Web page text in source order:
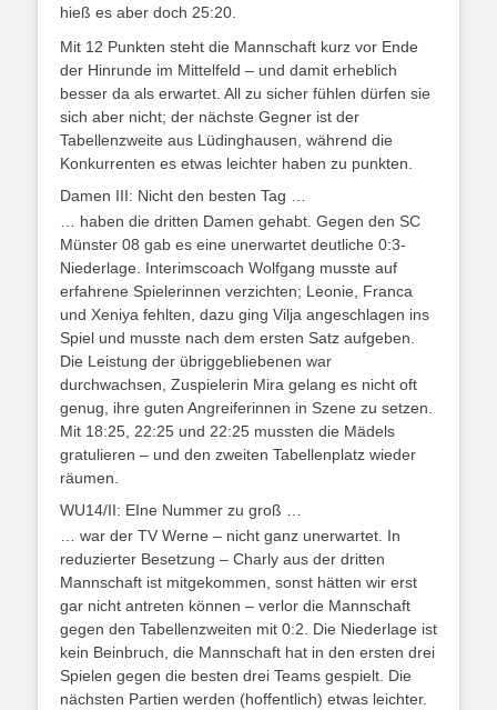
hieß es aber doch 25:20.
Mit 12 Punkten steht die Mannschaft kurz vor Ende
der Hinrunde im Mittelfeld – und damit erheblich
besser da als erwartet. All zu sicher fühlen dürfen sie
sich aber nicht; der nächste Gegner ist der
Tabellenzweite aus Lüdinghausen, während die
Konkurrenten es etwas leichter haben zu punkten.
Damen III: Nicht den besten Tag …
… haben die dritten Damen gehabt. Gegen den SC
Münster 08 gab es eine unerwartet deutliche 0:3-
Niederlage. Interimscoach Wolfgang musste auf
erfahrene Spielerinnen verzichten; Leonie, Franca
und Xeniya fehlten, dazu ging Vilja angeschlagen ins
Spiel und musste nach dem ersten Satz aufgeben.
Die Leistung der übriggebliebenen war
durchwachsen, Zuspielerin Mira gelang es nicht oft
genug, ihre guten Angreiferinnen in Szene zu setzen.
Mit 18:25, 22:25 und 22:25 mussten die Mädels
gratulieren – und den zweiten Tabellenplatz wieder
räumen.
WU14/II: EIne Nummer zu groß …
… war der TV Werne – nicht ganz unerwartet. In
reduzierter Besetzung – Charly aus der dritten
Mannschaft ist mitgekommen, sonst hätten wir erst
gar nicht antreten können – verlor die Mannschaft
gegen den Tabellenzweiten mit 0:2. Die Niederlage ist
kein Beinbruch, die Mannschaft hat in den ersten drei
Spielen gegen die besten drei Teams gespielt. Die
nächsten Partien werden (hoffentlich) etwas leichter.